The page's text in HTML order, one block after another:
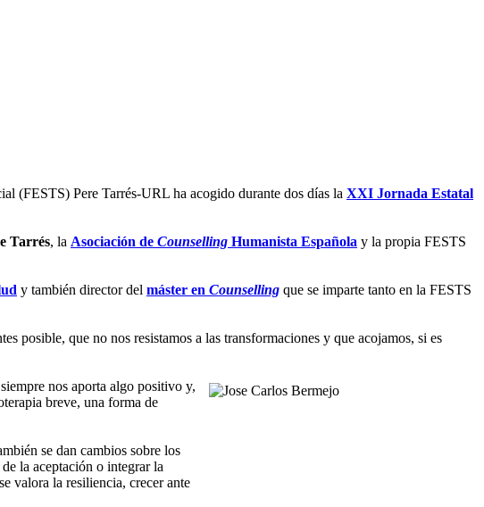
(FESTS) Pere Tarrés-URL ha acogido durante dos días la XXI Jornada Estatal
Tarrés, la Asociación de Counselling Humanista Española y la propia FESTS
y también director del máster en Counselling que se imparte tanto en la FESTS
posible, que no nos resistamos a las transformaciones y que acojamos, si es
nos aporta algo positivo y,
breve, una forma de
se dan cambios sobre los
la aceptación o integrar la
valora la resiliencia, crecer ante